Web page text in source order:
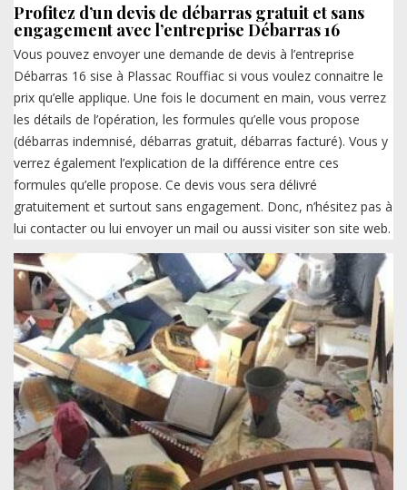
Profitez d’un devis de débarras gratuit et sans
engagement avec l’entreprise Débarras 16
Vous pouvez envoyer une demande de devis à l’entreprise
Débarras 16 sise à Plassac Rouffiac si vous voulez connaitre le
prix qu’elle applique. Une fois le document en main, vous verrez
les détails de l’opération, les formules qu’elle vous propose
(débarras indemnisé, débarras gratuit, débarras facturé). Vous y
verrez également l’explication de la différence entre ces
formules qu’elle propose. Ce devis vous sera délivré
gratuitement et surtout sans engagement. Donc, n’hésitez pas à
lui contacter ou lui envoyer un mail ou aussi visiter son site web.